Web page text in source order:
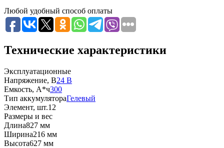
Любой удобный способ оплаты
Технические характеристики
Эксплуатационные
Напряжение, В24 В
Емкость, А*ч300
Тип аккумулятораГелевый
Элемент, шт.12
Размеры и вес
Длина827 мм
Ширина216 мм
Высота627 мм